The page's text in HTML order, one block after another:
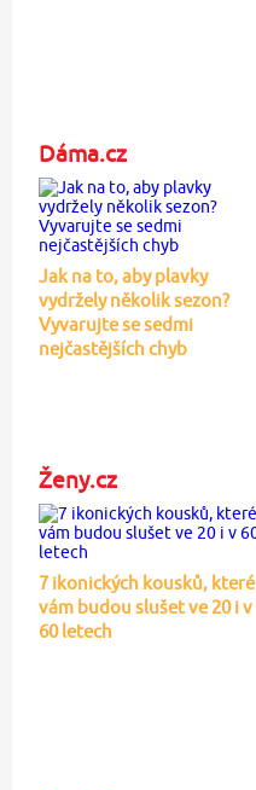
Dáma.cz
Jak na to, aby plavky
vydržely několik sezon?
Vyvarujte se sedmi
nejčastějších chyb
Ženy.cz
7 ikonických kousků, které
vám budou slušet ve 20 i v
60 letech